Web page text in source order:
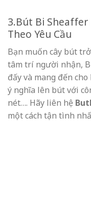
3.Bút Bi Sheaffer
Theo Yêu Cầu
Bạn muốn cây bút
tâm trí người nhận,
đấy và mang đến
ý nghĩa lên bút với
nét…. Hãy liên hệ
một cách tận tình